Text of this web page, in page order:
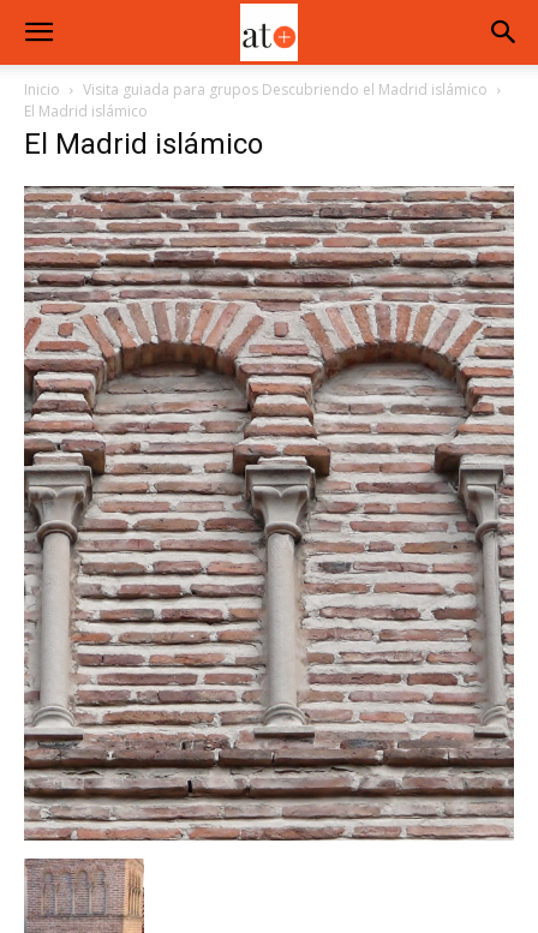
Inicio
Visita guiada para grupos Descubriendo el Madrid islámico
El Madrid islámico
El Madrid islámico